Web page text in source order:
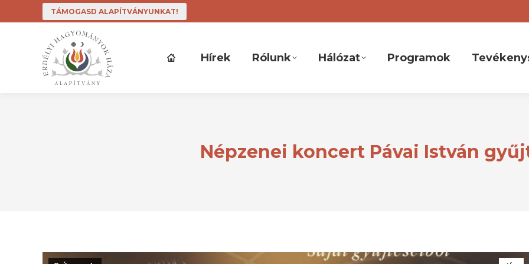
TÁMOGASD ALAPÍTVÁNYUNKAT!
Hírek Rólunk Hálózat Programok
Népzenei koncert Pávai István